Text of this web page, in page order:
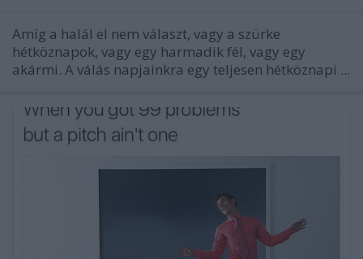
Amíg a halál el nem választ, vagy a szürke
hétköznapok, vagy egy harmadik fél, vagy egy
akármi. A válás napjainkra egy teljesen hétköznapi ...